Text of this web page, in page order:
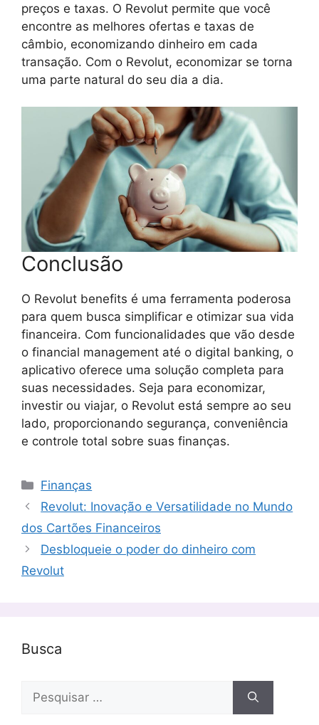
preços e taxas. O Revolut permite que você
encontre as melhores ofertas e taxas de
câmbio, economizando dinheiro em cada
transação. Com o Revolut, economizar se torna
uma parte natural do seu dia a dia.
Conclusão
O Revolut benefits é uma ferramenta poderosa
para quem busca simplificar e otimizar sua vida
financeira. Com funcionalidades que vão desde
o financial management até o digital banking, o
aplicativo oferece uma solução completa para
suas necessidades. Seja para economizar,
investir ou viajar, o Revolut está sempre ao seu
lado, proporcionando segurança, conveniência
e controle total sobre suas finanças.
Categorias
Finanças
Revolut: Inovação e Versatilidade no Mundo
dos Cartões Financeiros
Desbloqueie o poder do dinheiro com
Revolut
Busca
por: